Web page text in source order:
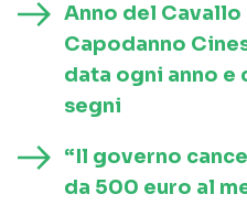
Anno del Cavallo
Capodanno
data ogni anno e
segni
“Il governo
da 500 euro al